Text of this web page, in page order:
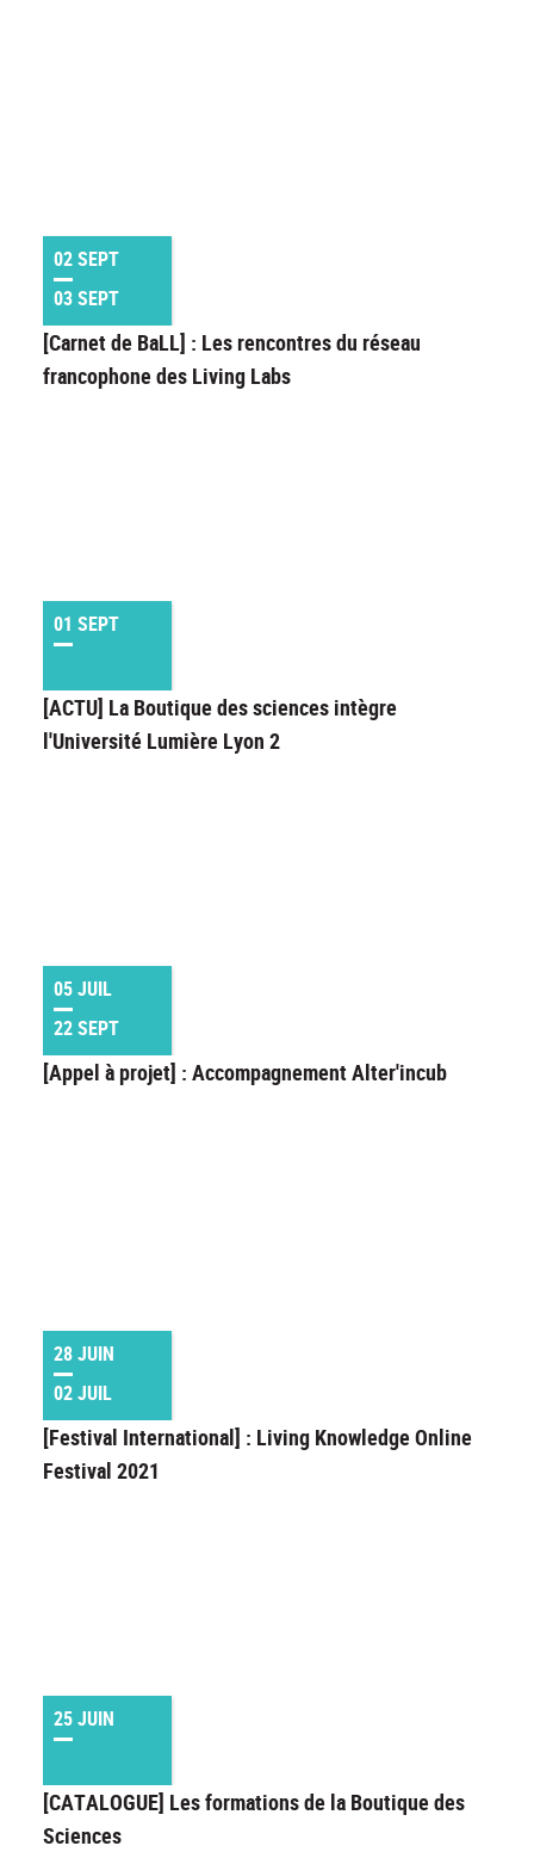
02 SEPT
03 SEPT
[Carnet de BaLL] : Les rencontres du réseau
francophone des Living Labs
01 SEPT
[ACTU] La Boutique des sciences intègre
l'Université Lumière Lyon 2
05 JUIL
22 SEPT
[Appel à projet] : Accompagnement Alter'incub
28 JUIN
02 JUIL
[Festival International] : Living Knowledge Online
Festival 2021
25 JUIN
[CATALOGUE] Les formations de la Boutique des
Sciences